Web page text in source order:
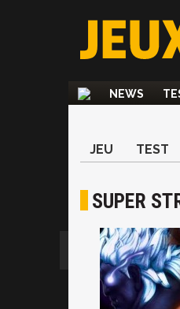
NEWS
JEU TEST
SUPER